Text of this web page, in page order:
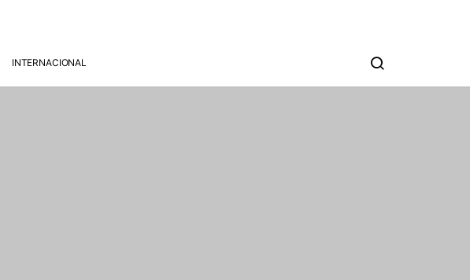
INTERNACIONAL